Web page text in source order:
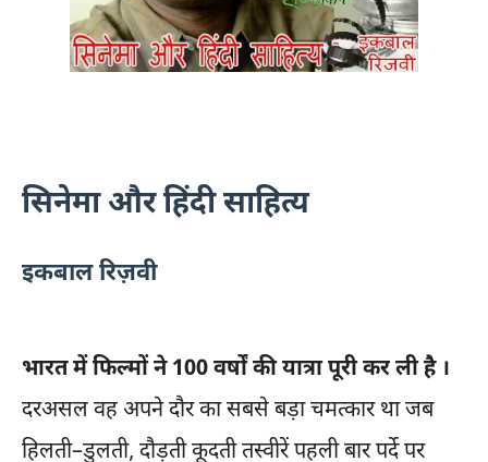
सिनेमा और हिंदी साहित्य
इकबाल रिज़वी
भारत में फिल्मों ने 100 वर्षों की यात्रा पूरी कर ली है ।
दरअसल वह अपने दौर का सबसे बड़ा चमत्कार था जब
हिलती–डुलती, दौड़ती कूदती तस्वीरें पहली बार पर्दे पर